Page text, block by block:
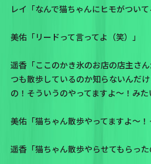
レイ「なんで猫ちゃんにヒモがついて
美佑「リードって言ってよ（笑）」
遥香「ここのかき氷のお店の店主さ
つも散歩しているのか知らないんだ
の！そういうのやってますよ〜！みた
美佑「猫ちゃん散歩やってますよ〜！
遥香「猫ちゃん散歩やらせてもらった